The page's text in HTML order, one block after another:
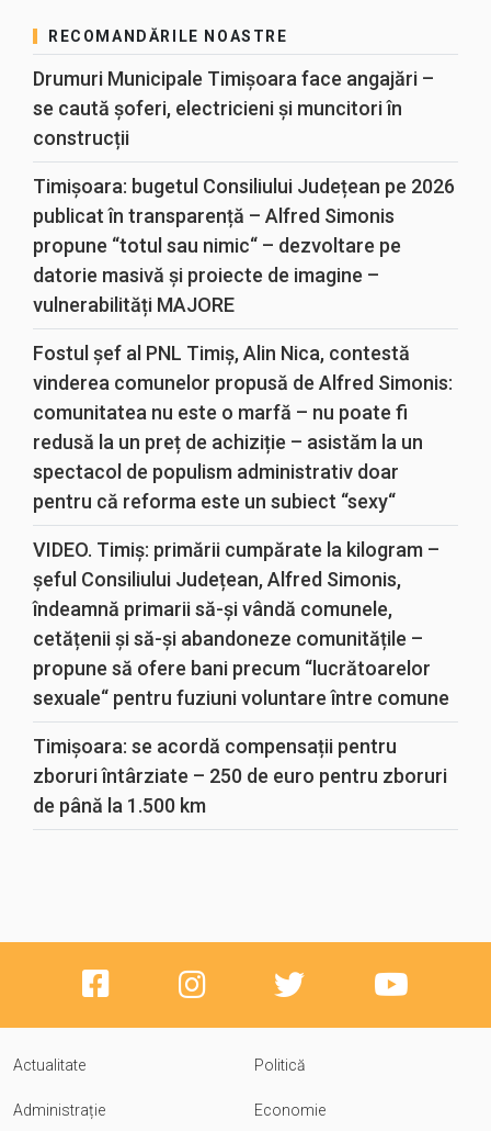
RECOMANDĂRILE NOASTRE
Drumuri Municipale Timișoara face angajări –
se caută șoferi, electricieni și muncitori în
construcții
Timișoara: bugetul Consiliului Județean pe 2026
publicat în transparență – Alfred Simonis
propune “totul sau nimic“ – dezvoltare pe
datorie masivă și proiecte de imagine –
vulnerabilități MAJORE
Fostul șef al PNL Timiș, Alin Nica, contestă
vinderea comunelor propusă de Alfred Simonis:
comunitatea nu este o marfă – nu poate fi
redusă la un preț de achiziție – asistăm la un
spectacol de populism administrativ doar
pentru că reforma este un subiect “sexy“
VIDEO. Timiș: primării cumpărate la kilogram –
șeful Consiliului Județean, Alfred Simonis,
îndeamnă primarii să-și vândă comunele,
cetățenii și să-și abandoneze comunitățile –
propune să ofere bani precum “lucrătoarelor
sexuale“ pentru fuziuni voluntare între comune
Timișoara: se acordă compensații pentru
zboruri întârziate – 250 de euro pentru zboruri
de până la 1.500 km
Actualitate Politică
Administrație Economie